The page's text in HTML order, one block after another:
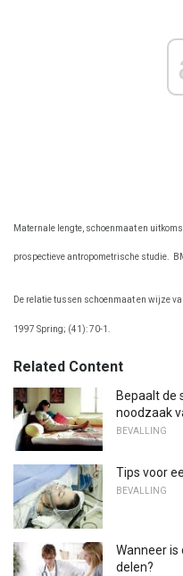
Maternale lengte, schoenmaat en
prospectieve antropometrische studie.
De relatie tussen schoenmaat en wijze
1997 Spring; (41): 70-1.
Related Content
Bepaalt de
noodzaak
BEVALLING
Tips voor
BEVALLING
Wanneer is
delen?